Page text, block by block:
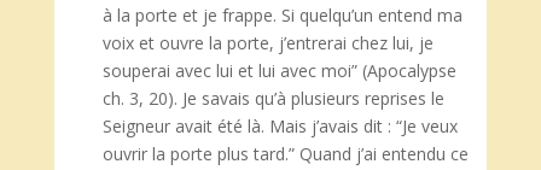
à la porte et je frappe. Si quelqu’un entend ma
voix et ouvre la porte, j’entrerai chez lui, je
souperai avec lui et lui avec moi” (Apocalypse
ch. 3, 20). Je savais qu’à plusieurs reprises le
Seigneur avait été là. Mais j’avais dit : “Je veux
ouvrir la porte plus tard.” Quand j’ai entendu ce